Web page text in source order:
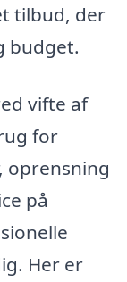
tilbud, der
budget.
vifte af
for
oprensning
på
Her er